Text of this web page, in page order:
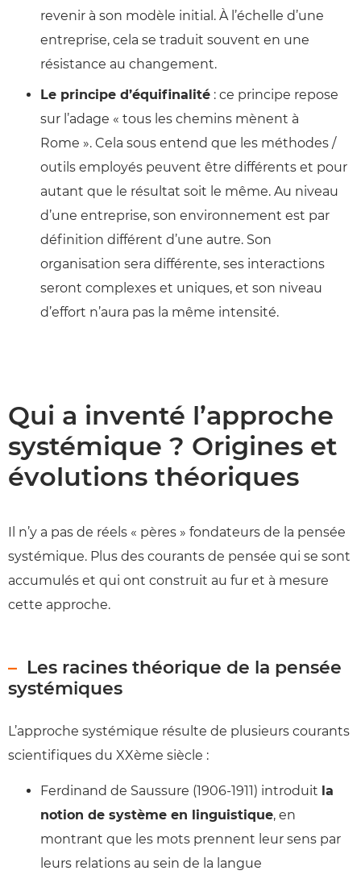
revenir à son modèle initial. À l’échelle d’une
entreprise, cela se traduit souvent en une
résistance au changement.
Le principe d’équifinalité : ce principe repose
sur l’adage « tous les chemins mènent à
Rome ». Cela sous entend que les méthodes /
outils employés peuvent être différents et pour
autant que le résultat soit le même. Au niveau
d’une entreprise, son environnement est par
définition différent d’une autre. Son
organisation sera différente, ses interactions
seront complexes et uniques, et son niveau
d’effort n’aura pas la même intensité.
Qui a inventé l’approche
systémique ? Origines et
évolutions théoriques
Il n’y a pas de réels « pères » fondateurs de la pensée
systémique. Plus des courants de pensée qui se sont
accumulés et qui ont construit au fur et à mesure
cette approche.
Les racines théorique de la pensée
systémiques
L’approche systémique résulte de plusieurs courants
scientifiques du XXème siècle :
Ferdinand de Saussure (1906-1911) introduit la
notion de système en linguistique, en
montrant que les mots prennent leur sens par
leurs relations au sein de la langue